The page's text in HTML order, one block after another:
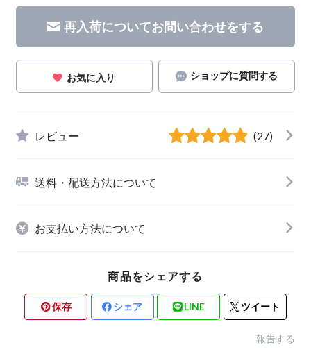
再入荷についてお問い合わせをする
お気に入り ショップに質問する
レビュー (27)
送料・配送方法について
お支払い方法について
商品をシェアする
保存 シェア LINE ツイート
報告する